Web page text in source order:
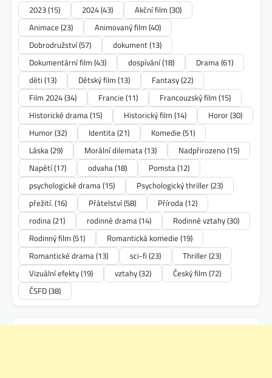
2023(15) 2024(43) Akční film (30)
Animace (23) Animovaný film (40)
Dobrodružství(57) dokument(13)
Dokumentární film (43) dospívání(18) Drama(61)
děti (13) Dětský film (13) Fantasy(22)
Film 2024(34) Francie (11) Francouzský film (15)
Historické drama(15) Historický film (14) Horor(30)
Humor(32) Identita(21) Komedie (51)
Láska(29) Morální dilemata(13) Nadpřirozeno(15)
Napětí(17) odvaha(18) Pomsta(12)
psychologické drama(15) Psychologický thriller(23)
přežití. (16) Přátelství(58) Příroda(12)
rodina(21) rodinné drama(14) Rodinné vztahy(30)
Rodinný film (51) Romantická komedie (19)
Romantické drama(13) sci-fi (23) Thriller(23)
Vizuální efekty(19) vztahy(32) Český film (72)
ČSFD(38)